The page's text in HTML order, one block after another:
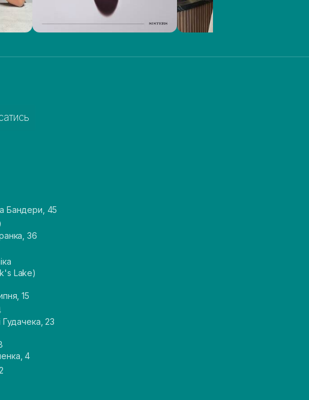
Бандери, 45
36
Lake)
15
Гудачека, 23
4